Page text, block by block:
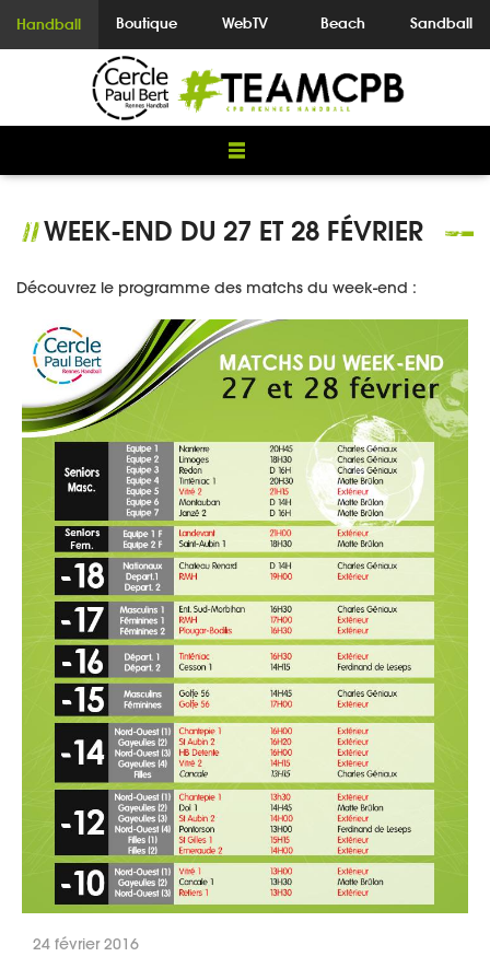
Handball Boutique WebTV Beach Sandball
//WEEK-END DU 27 ET 28 FÉVRIER
Découvrez le programme des matchs du week-end :
24 février 2016